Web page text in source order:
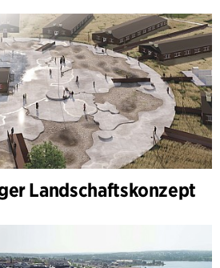
Landschaftskonzept